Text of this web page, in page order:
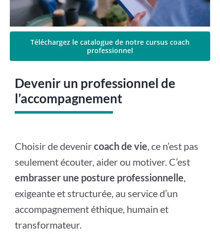
Téléchargez le catalogue de notre cursus coach
professionnel
Devenir un professionnel de
l’accompagnement
Choisir de devenircoach de vie, ce n’est pas
seulement écouter, aider ou motiver. C’est
embrasser une posture professionnelle,
exigeante et structurée, au service d’un
accompagnement éthique, humain et
transformateur.